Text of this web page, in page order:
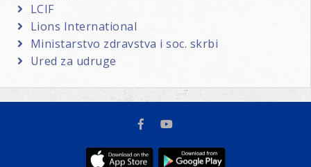
LCIF
Lions International
Ministarstvo zdravstva i soc. skrbi
Ured za udruge